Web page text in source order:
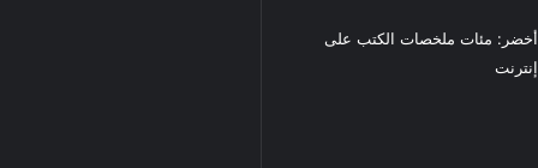
مئات ملخصات الكتب على